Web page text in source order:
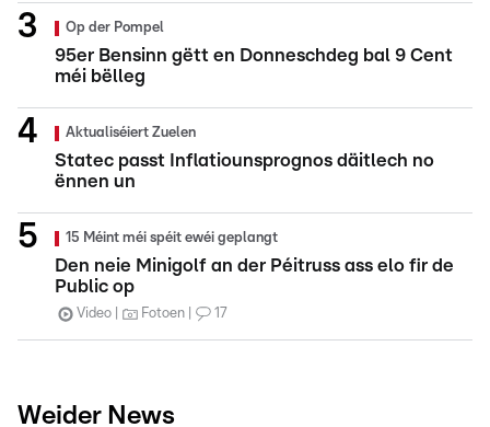
Op der Pompel
95er Bensinn gëtt en Donneschdeg bal 9 Cent
méi bëlleg
Aktualiséiert Zuelen
Statec passt Inflatiounsprognos däitlech no
ënnen un
15 Méint méi spéit ewéi geplangt
Den neie Minigolf an der Péitruss ass elo fir de
Public op
Video Fotoen 17
Weider News